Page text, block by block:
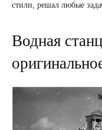
стили, решал любые
Водная